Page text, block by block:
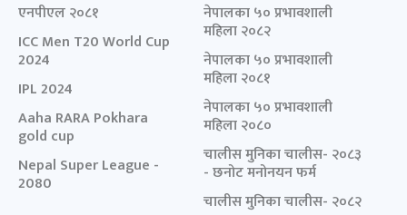
एनपीएल २०८१
ICC Men T20 World Cup
2024
IPL 2024
Aaha RARA Pokhara
gold cup
Nepal Super League -
2080
नेपालका ५० प्रभावशाली
महिला २०८२
नेपालका ५० प्रभावशाली
महिला २०८१
नेपालका ५० प्रभावशाली
महिला २०८०
चालीस मुनिका चालीस- २०८३
- छनोट मनोनयन फर्म
चालीस मुनिका चालीस- २०८२